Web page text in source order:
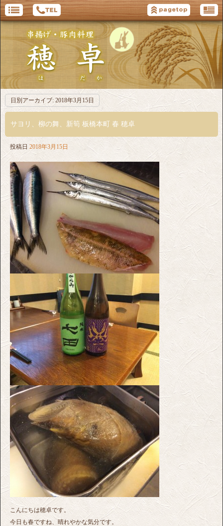
日別アーカイブ: 2018年3月15日
サヨリ、柳の舞、新筍 板橋本町 春 穂卓
投稿日 2018年3月15日
こんにちは穂卓です。
今日も春ですね、晴れやかな気分です。